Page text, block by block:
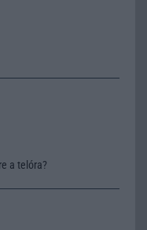
a telóra?